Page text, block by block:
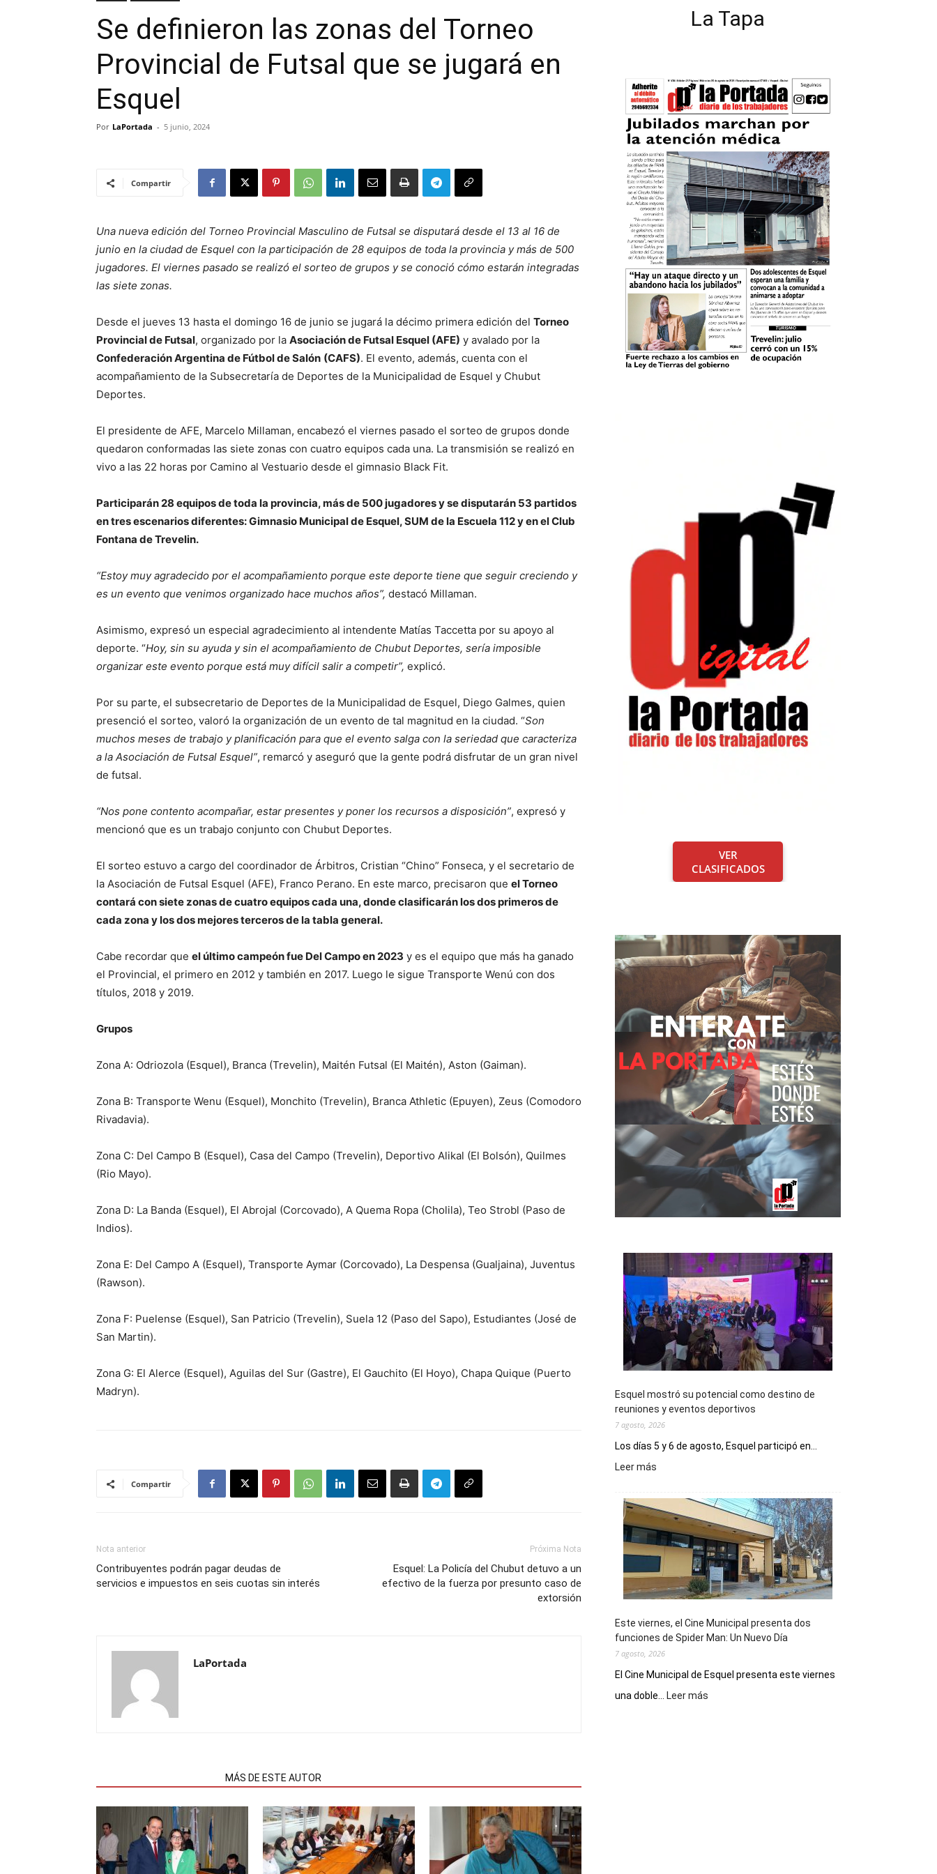
Se definieron las zonas del Torneo
Provincial de Futsal que se jugará en
Esquel
Por LaPortada - 5 junio, 2024
Compartir
Una nueva edición del Torneo Provincial Masculino de Futsal se disputará desde el 13 al 16 de
junio en la ciudad de Esquel con la participación de 28 equipos de toda la provincia y más de 500
jugadores. El viernes pasado se realizó el sorteo de grupos y se conoció cómo estarán integradas
las siete zonas.
Desde el jueves 13 hasta el domingo 16 de junio se jugará la décimo primera edición del Torneo
Provincial de Futsal, organizado por la Asociación de Futsal Esquel (AFE) y avalado por la
Confederación Argentina de Fútbol de Salón (CAFS). El evento, además, cuenta con el
acompañamiento de la Subsecretaría de Deportes de la Municipalidad de Esquel y Chubut
Deportes.
El presidente de AFE, Marcelo Millaman, encabezó el viernes pasado el sorteo de grupos donde
quedaron conformadas las siete zonas con cuatro equipos cada una. La transmisión se realizó en
vivo a las 22 horas por Camino al Vestuario desde el gimnasio Black Fit.
Participarán 28 equipos de toda la provincia, más de 500 jugadores y se disputarán 53 partidos
en tres escenarios diferentes: Gimnasio Municipal de Esquel, SUM de la Escuela 112 y en el Club
Fontana de Trevelin.
“Estoy muy agradecido por el acompañamiento porque este deporte tiene que seguir creciendo y
es un evento que venimos organizado hace muchos años”, destacó Millaman.
Asimismo, expresó un especial agradecimiento al intendente Matías Taccetta por su apoyo al
deporte. “Hoy, sin su ayuda y sin el acompañamiento de Chubut Deportes, sería imposible
organizar este evento porque está muy difícil salir a competir”, explicó.
Por su parte, el subsecretario de Deportes de la Municipalidad de Esquel, Diego Galmes, quien
presenció el sorteo, valoró la organización de un evento de tal magnitud en la ciudad. “Son
muchos meses de trabajo y planificación para que el evento salga con la seriedad que caracteriza
a la Asociación de Futsal Esquel”, remarcó y aseguró que la gente podrá disfrutar de un gran nivel
de futsal.
“Nos pone contento acompañar, estar presentes y poner los recursos a disposición”, expresó y
mencionó que es un trabajo conjunto con Chubut Deportes.
El sorteo estuvo a cargo del coordinador de Árbitros, Cristian “Chino” Fonseca, y el secretario de
la Asociación de Futsal Esquel (AFE), Franco Perano. En este marco, precisaron que el Torneo
contará con siete zonas de cuatro equipos cada una, donde clasificarán los dos primeros de
cada zona y los dos mejores terceros de la tabla general.
Cabe recordar que el último campeón fue Del Campo en 2023 y es el equipo que más ha ganado
el Provincial, el primero en 2012 y también en 2017. Luego le sigue Transporte Wenú con dos
títulos, 2018 y 2019.
Grupos
Zona A: Odriozola (Esquel), Branca (Trevelin), Maitén Futsal (El Maitén), Aston (Gaiman).
Zona B: Transporte Wenu (Esquel), Monchito (Trevelin), Branca Athletic (Epuyen), Zeus (Comodoro
Rivadavia).
Zona C: Del Campo B (Esquel), Casa del Campo (Trevelin), Deportivo Alikal (El Bolsón), Quilmes
(Rio Mayo).
Zona D: La Banda (Esquel), El Abrojal (Corcovado), A Quema Ropa (Cholila), Teo Strobl (Paso de
Indios).
Zona E: Del Campo A (Esquel), Transporte Aymar (Corcovado), La Despensa (Gualjaina), Juventus
(Rawson).
Zona F: Puelense (Esquel), San Patricio (Trevelin), Suela 12 (Paso del Sapo), Estudiantes (José de
San Martin).
Zona G: El Alerce (Esquel), Aguilas del Sur (Gastre), El Gauchito (El Hoyo), Chapa Quique (Puerto
Madryn).
Compartir
Nota anterior
Contribuyentes podrán pagar deudas de
servicios e impuestos en seis cuotas sin interés
Próxima Nota
Esquel: La Policía del Chubut detuvo a un
efectivo de la fuerza por presunto caso de
extorsión
LaPortada
MÁS DE ESTE AUTOR
La Tapa
VER
CLASIFICADOS
Esquel mostró su potencial como destino de
reuniones y eventos deportivos
7 agosto, 2026
Los días 5 y 6 de agosto, Esquel participó en...
Leer más
su
potencial
como
destino
de
reuniones
y
deportivos
Este viernes, el Cine Municipal presenta dos
funciones de Spider Man: Un Nuevo Día
7 agosto, 2026
El Cine Municipal de Esquel presenta este viernes
una doble...
Leer más